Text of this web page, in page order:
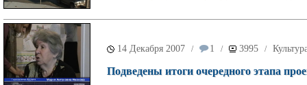
14 Декабря 2007 / 1 / 3995 /
Подведены итоги очередного этапа